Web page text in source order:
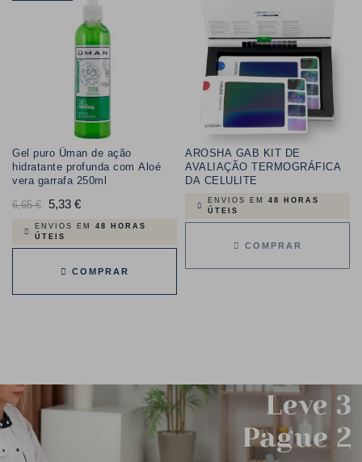
Gel puro Üman de ação
hidratante profunda com Aloé
vera garrafa 250ml
Preço
normal
6,65 € 5,33 €Preço
ENVIOS EM 48 HORAS
ÚTEIS
COMPRAR
AROSHA GAB KIT DE
AVALIAÇÃO TERMOGRÁFICA
DA CELULITE
ENVIOS EM 48 HORAS
ÚTEIS
COMPRAR